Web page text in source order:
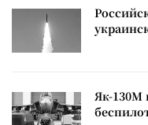
Як-130М